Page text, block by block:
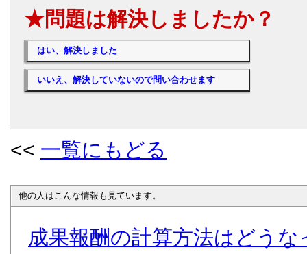
★問題は解決しましたか？
はい、解決しました
いいえ、解決していないので問い合わせます
<< 一覧にもどる
他の人はこんな情報も見ています。
成果報酬の計算方法はどう